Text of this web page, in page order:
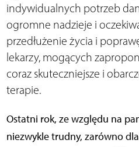
indywidualnych potrzeb
ogromne nadzieje i
przedłużenie życia i
lekarzy, mogących
coraz skuteczniejsze i
terapie.
Ostatni rok, ze względu na
niezwykle trudny, zarówno